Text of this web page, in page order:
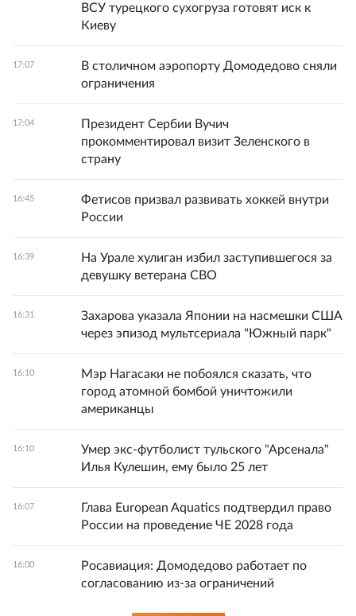
ВСУ турецкого сухогруза готовят иск к
Киеву
17:07
В столичном аэропорту Домодедово сняли
ограничения
17:04
Президент Сербии Вучич
прокомментировал визит Зеленского в
страну
16:45
Фетисов призвал развивать хоккей внутри
России
16:39
На Урале хулиган избил заступившегося за
девушку ветерана СВО
16:31
Захарова указала Японии на насмешки США
через эпизод мультсериала "Южный парк"
16:10
Мэр Нагасаки не побоялся сказать, что
город атомной бомбой уничтожили
американцы
16:10
Умер экс-футболист тульского "Арсенала"
Илья Кулешин, ему было 25 лет
16:07
Глава European Aquatics подтвердил право
России на проведение ЧЕ 2028 года
16:00
Росавиация: Домодедово работает по
согласованию из-за ограничений